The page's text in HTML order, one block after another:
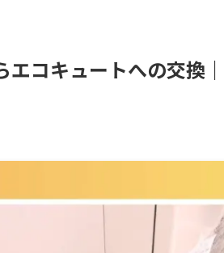
エコキュートへの交換